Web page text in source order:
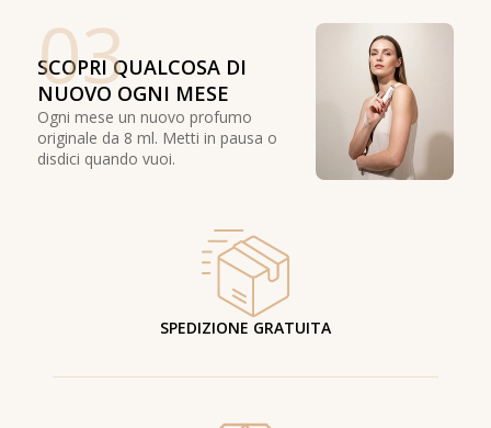
03
SCOPRI QUALCOSA DI
NUOVO OGNI MESE
Ogni mese un nuovo profumo
originale da 8 ml. Metti in pausa o
disdici quando vuoi.
SPEDIZIONE GRATUITA